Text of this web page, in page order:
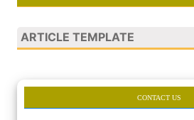
ARTICLE TEMPLATE
CONTACT US